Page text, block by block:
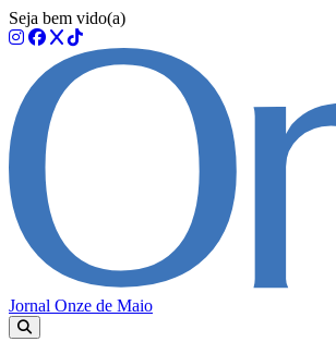
Seja bem vido(a)
Jornal Onze de Maio